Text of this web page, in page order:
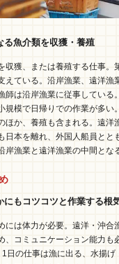
る魚介類を収獲・養殖
収獲、または養殖する仕事。
えている。沿岸漁業、遠洋漁
師は沿岸漁業に従事している
規模で日帰りでの作業が多い
ほか、養殖も含まれる。遠洋
日本を離れ、外国人船員とと
漁業と遠洋漁業の中間とな
にもコツコツと作業する根
には体力が必要。遠洋・沖合
、コミュニケーション能力も
日の仕事は漁に出る、水揚げ